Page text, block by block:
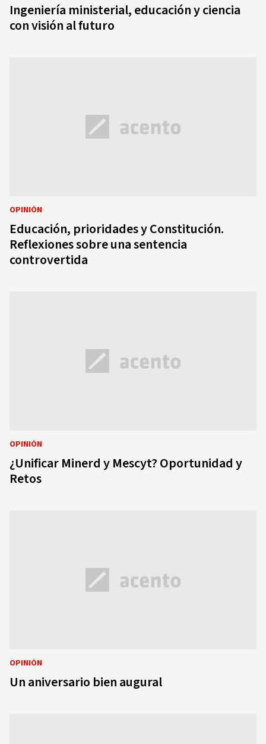
Ingeniería ministerial, educación y ciencia
con visión al futuro
OPINIÓN
Educación, prioridades y Constitución.
Reflexiones sobre una sentencia
controvertida
OPINIÓN
¿Unificar Minerd y Mescyt? Oportunidad y
Retos
OPINIÓN
Un aniversario bien augural